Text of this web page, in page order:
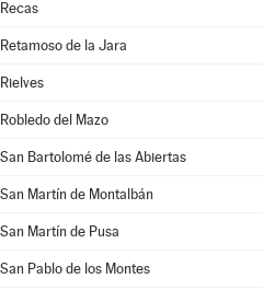
Recas
Retamoso de la Jara
Rielves
Robledo del Mazo
San Bartolomé de las Abiertas
San Martín de Montalbán
San Martín de Pusa
San Pablo de los Montes